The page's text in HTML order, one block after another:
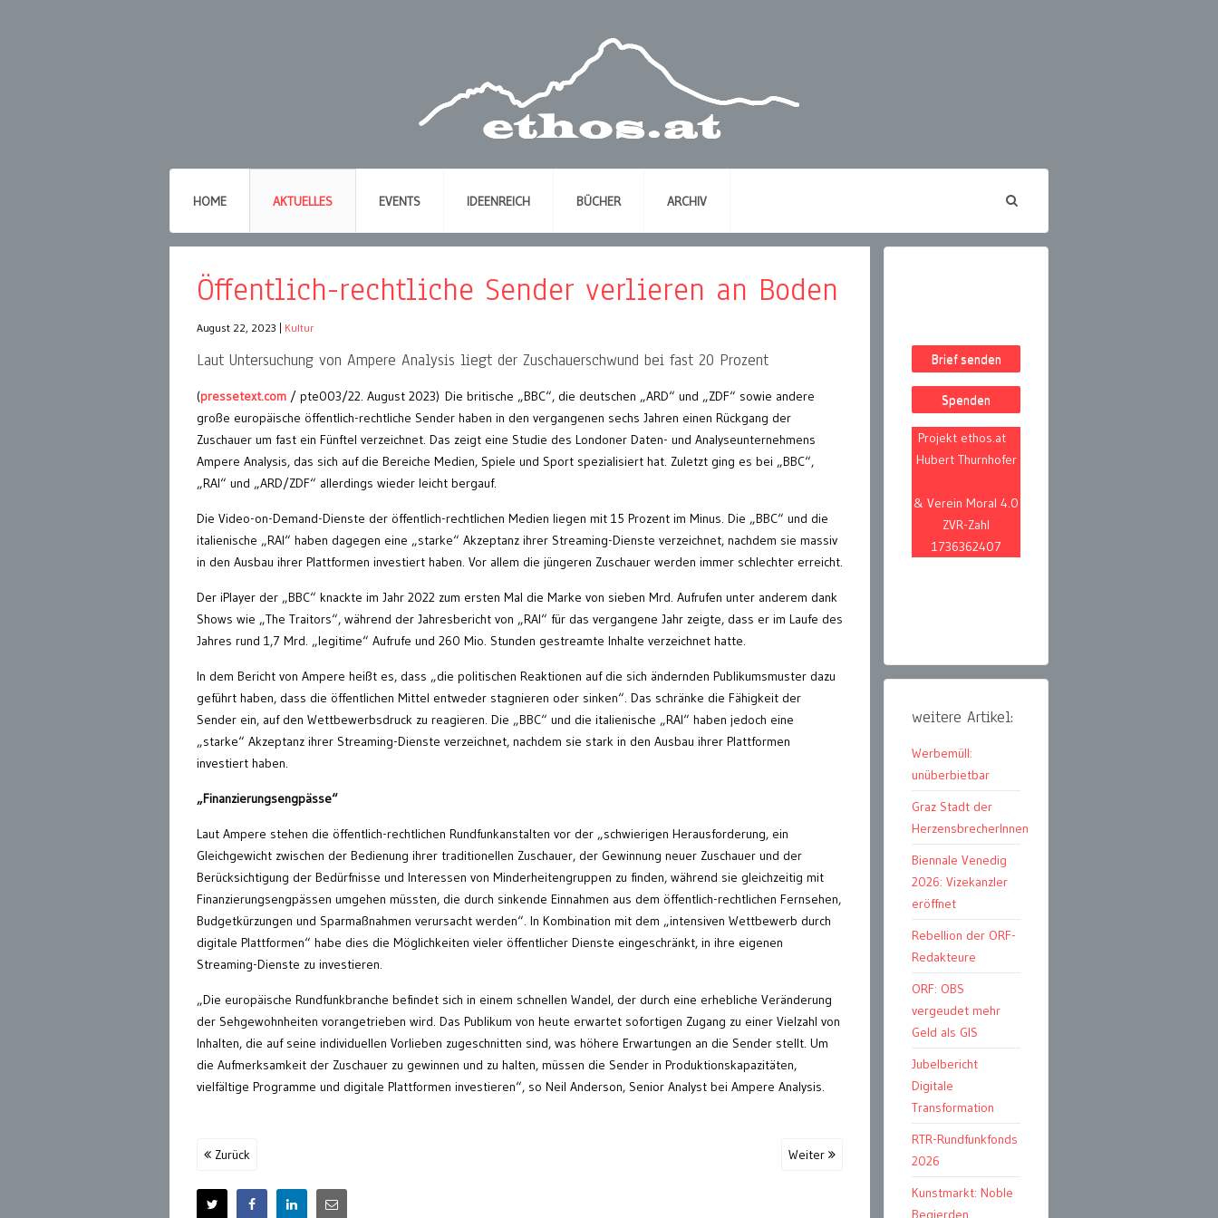
HOME AKTUELLES EVENTS IDEENREICH BÜCHER ARCHIV
Öffentlich-rechtliche Sender verlieren an Boden
August 22, 2023 Kultur
Laut Untersuchung von Ampere Analysis liegt der Zuschauerschwund bei fast 20 Prozent
(pressetext.com / pte003/22. August 2023) Die britische „BBC“, die deutschen „ARD“ und „ZDF“ sowie andere
große europäische öffentlich-rechtliche Sender haben in den vergangenen sechs Jahren einen Rückgang der
Zuschauer um fast ein Fünftel verzeichnet. Das zeigt eine Studie des Londoner Daten- und Analyseunternehmens
Ampere Analysis, das sich auf die Bereiche Medien, Spiele und Sport spezialisiert hat. Zuletzt ging es bei „BBC“,
„RAI“ und „ARD/ZDF“ allerdings wieder leicht bergauf.
Die Video-on-Demand-Dienste der öffentlich-rechtlichen Medien liegen mit 15 Prozent im Minus. Die „BBC“ und die
italienische „RAI“ haben dagegen eine „starke“ Akzeptanz ihrer Streaming-Dienste verzeichnet, nachdem sie massiv
in den Ausbau ihrer Plattformen investiert haben. Vor allem die jüngeren Zuschauer werden immer schlechter erreicht.
Der iPlayer der „BBC“ knackte im Jahr 2022 zum ersten Mal die Marke von sieben Mrd. Aufrufen unter anderem dank
Shows wie „The Traitors“, während der Jahresbericht von „RAI“ für das vergangene Jahr zeigte, dass er im Laufe des
Jahres rund 1,7 Mrd. „legitime“ Aufrufe und 260 Mio. Stunden gestreamte Inhalte verzeichnet hatte.
In dem Bericht von Ampere heißt es, dass „die politischen Reaktionen auf die sich ändernden Publikumsmuster dazu
geführt haben, dass die öffentlichen Mittel entweder stagnieren oder sinken“. Das schränke die Fähigkeit der
Sender ein, auf den Wettbewerbsdruck zu reagieren. Die „BBC“ und die italienische „RAI“ haben jedoch eine
„starke“ Akzeptanz ihrer Streaming-Dienste verzeichnet, nachdem sie stark in den Ausbau ihrer Plattformen
investiert haben.
„Finanzierungsengpässe“
Laut Ampere stehen die öffentlich-rechtlichen Rundfunkanstalten vor der „schwierigen Herausforderung, ein
Gleichgewicht zwischen der Bedienung ihrer traditionellen Zuschauer, der Gewinnung neuer Zuschauer und der
Berücksichtigung der Bedürfnisse und Interessen von Minderheitengruppen zu finden, während sie gleichzeitig mit
Finanzierungsengpässen umgehen müssten, die durch sinkende Einnahmen aus dem öffentlich-rechtlichen Fernsehen,
Budgetkürzungen und Sparmaßnahmen verursacht werden“. In Kombination mit dem „intensiven Wettbewerb durch
digitale Plattformen“ habe dies die Möglichkeiten vieler öffentlicher Dienste eingeschränkt, in ihre eigenen
Streaming-Dienste zu investieren.
„Die europäische Rundfunkbranche befindet sich in einem schnellen Wandel, der durch eine erhebliche Veränderung
der Sehgewohnheiten vorangetrieben wird. Das Publikum von heute erwartet sofortigen Zugang zu einer Vielzahl von
Inhalten, die auf seine individuellen Vorlieben zugeschnitten sind, was höhere Erwartungen an die Sender stellt. Um
die Aufmerksamkeit der Zuschauer zu gewinnen und zu halten, müssen die Sender in Produktionskapazitäten,
vielfältige Programme und digitale Plattformen investieren“, so Neil Anderson, Senior Analyst bei Ampere Analysis.
Zurück Weiter
Brief senden
Spenden
Projekt ethos.at
Hubert Thurnhofer
& Verein Moral 4.0
ZVR-Zahl
1736362407
weitere Artikel:
Werbemüll:
unüberbietbar
Graz Stadt der
HerzensbrecherInnen
Biennale Venedig
2026: Vizekanzler
eröffnet
Rebellion der ORF-
Redakteure
ORF: OBS
vergeudet mehr
Geld als GIS
Jubelbericht
Digitale
Transformation
RTR-Rundfunkfonds
2026
Kunstmarkt: Noble
Begierden